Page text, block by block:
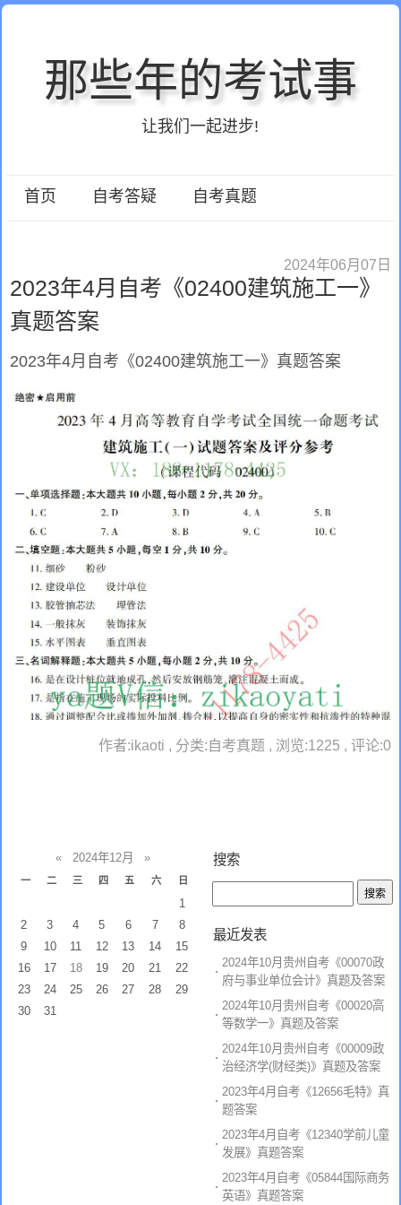
那些年的考试事
让我们一起进步!
首页 自考答疑 自考真题
2024年06月07日
2023年4月自考《02400建筑施工一》
真题答案
2023年4月自考《02400建筑施工一》真题答案
作者:ikaoti , 分类:自考真题 , 浏览:1225 , 评论:0
« 2024年12月 »
一 二 三 四 五 六 日
1
2
3 4 5 6 7
8
9
10 11 12 13 14
15
16
17 18 19 20 21
22
23
24 25 26 27 28
29
30
31
搜索
最近发表
2024年10月贵州自考《00070政
府与事业单位会计》真题及答案
2024年10月贵州自考《00020高
等数学一》真题及答案
2024年10月贵州自考《00009政
治经济学(财经类)》真题及答案
2023年4月自考《12656毛特》真
题答案
2023年4月自考《12340学前儿童
发展》真题答案
2023年4月自考《05844国际商务
英语》真题答案